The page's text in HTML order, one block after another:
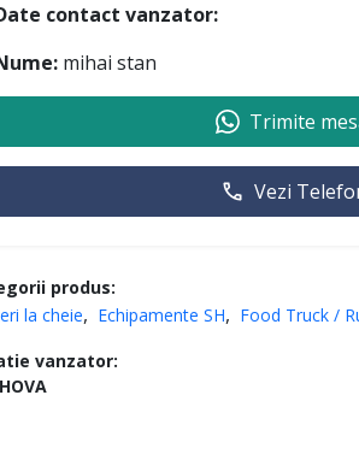
produs:
la cheie
Echipamente SH
Food Truck /
vanzator:
contact vanzator:
mihai stan
Trimite
Vezi